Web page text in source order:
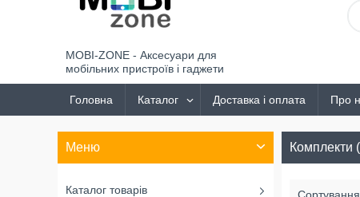
MOBI-ZONE - Аксесуари для
мобільних пристроїв і гаджети
Головна Каталог Доставка і оплата Про
Комплекти
Каталог товарів